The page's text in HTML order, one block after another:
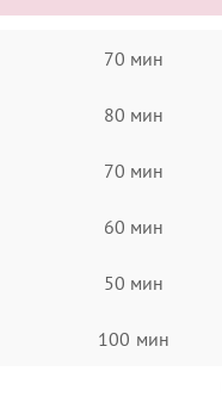
70 мин
80 мин
70 мин
60 мин
50 мин
100 мин